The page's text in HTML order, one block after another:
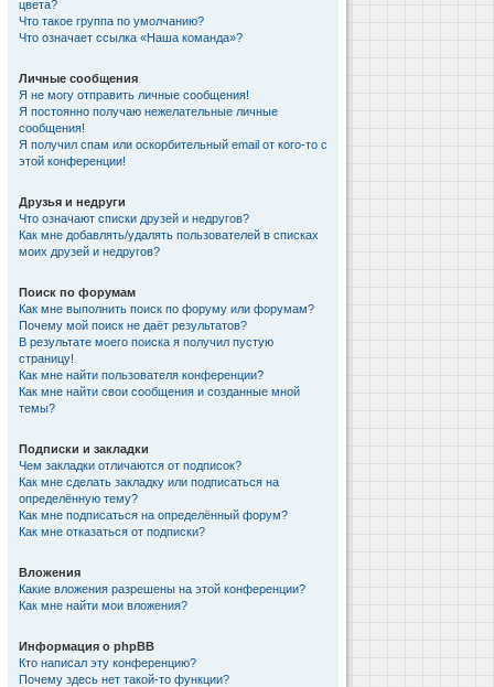
цвета?
Что такое группа по умолчанию?
Что означает ссылка «Наша команда»?
Личные сообщения
Я не могу отправить личные сообщения!
Я постоянно получаю нежелательные личные
сообщения!
Я получил спам или оскорбительный email от кого-то с
этой конференции!
Друзья и недруги
Что означают списки друзей и недругов?
Как мне добавлять/удалять пользователей в списках
моих друзей и недругов?
Поиск по форумам
Как мне выполнить поиск по форуму или форумам?
Почему мой поиск не даёт результатов?
В результате моего поиска я получил пустую
страницу!
Как мне найти пользователя конференции?
Как мне найти свои сообщения и созданные мной
темы?
Подписки и закладки
Чем закладки отличаются от подписок?
Как мне сделать закладку или подписаться на
определённую тему?
Как мне подписаться на определённый форум?
Как мне отказаться от подписки?
Вложения
Какие вложения разрешены на этой конференции?
Как мне найти мои вложения?
Информация о phpBB
Кто написал эту конференцию?
Почему здесь нет такой-то функции?